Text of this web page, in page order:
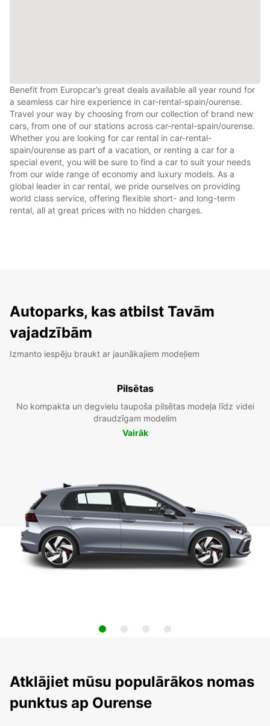
Benefit from Europcar’s great deals available all year round for
a seamless car hire experience in car-rental-spain/ourense.
Travel your way by choosing from our collection of brand new
cars, from one of our stations across car-rental-spain/ourense.
Whether you are looking for car rental in car-rental-
spain/ourense as part of a vacation, or renting a car for a
special event, you will be sure to find a car to suit your needs
from our wide range of economy and luxury models. As a
global leader in car rental, we pride ourselves on providing
world class service, offering flexible short- and long-term
rental, all at great prices with no hidden charges.
Autoparks, kas atbilst Tavām
vajadzībām
Izmanto iespēju braukt ar jaunākajiem modeļiem
Pilsētas
No kompakta un degvielu taupoša pilsētas modeļa līdz videi
draudzīgam modelim
Vairāk
Atklājiet mūsu populārākos nomas
punktus ap Ourense